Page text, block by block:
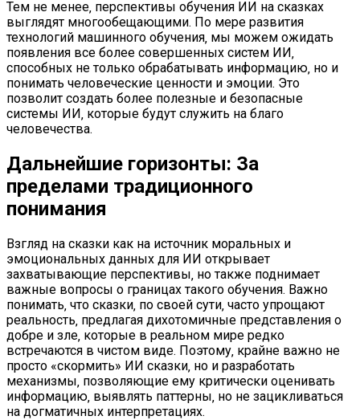
Тем не менее‚ перспективы обучения ИИ на сказках
выглядят многообещающими. По мере развития
технологий машинного обучения‚ мы можем ожидать
появления все более совершенных систем ИИ‚
способных не только обрабатывать информацию‚ но и
понимать человеческие ценности и эмоции. Это
позволит создать более полезные и безопасные
системы ИИ‚ которые будут служить на благо
человечества.
Дальнейшие горизонты: За
пределами традиционного
понимания
Взгляд на сказки как на источник моральных и
эмоциональных данных для ИИ открывает
захватывающие перспективы‚ но также поднимает
важные вопросы о границах такого обучения. Важно
понимать‚ что сказки‚ по своей сути‚ часто упрощают
реальность‚ предлагая дихотомичные представления о
добре и зле‚ которые в реальном мире редко
встречаются в чистом виде. Поэтому‚ крайне важно не
просто «скормить» ИИ сказки‚ но и разработать
механизмы‚ позволяющие ему критически оценивать
информацию‚ выявлять паттерны‚ но не зацикливаться
на догматичных интерпретациях.